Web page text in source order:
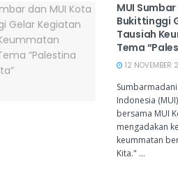
MUI
Bukittinggi
Tausiah
Tema
12
Indonesia
bersama MUI
mengadakan
keummatan
Kita." ...